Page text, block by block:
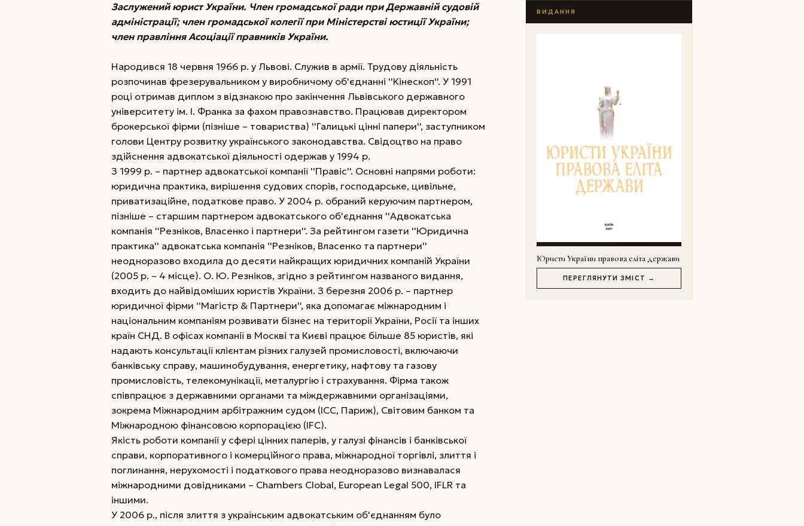
Заслужений юрист України. Член громадської ради при Державній судовій
адміністрації; член громадської колегії при Міністерстві юстиції України;
член правління Асоціації правників України.
Народився 18 червня 1966 р. у Львові. Служив в армії. Трудову діяльність
розпочинав фрезерувальником у виробничому об'єднанні ''Кінескоп''. У 1991
році отримав диплом з відзнакою про закінчення Львівського державного
університету ім. І. Франка за фахом правознавство. Працював директором
брокерської фірми (пізніше – товариства) ''Галицькі цінні папери'', заступником
голови Центру розвитку українського законодавства. Свідоцтво на право
здійснення адвокатської діяльності одержав у 1994 р.
З 1999 р. – партнер адвокатської компанії ''Правіс''. Основні напрями роботи:
юридична практика, вирішення судових спорів, господарське, цивільне,
приватизаційне, податкове право. У 2004 р. обраний керуючим партнером,
пізніше – старшим партнером адвокатського об'єднання ''Адвокатська
компанія ''Резніков, Власенко і партнери''. За рейтингом газети ''Юридична
практика'' адвокатська компанія ''Резніков, Власенко та партнери''
неодноразово входила до десяти найкращих юридичних компаній України
(2005 р. – 4 місце). О. Ю. Резніков, згідно з рейтингом названого видання,
входить до найвідоміших юристів України. З березня 2006 р. – партнер
юридичної фірми ''Магістр & Партнери'', яка допомагає міжнародним і
національним компаніям розвивати бізнес на території України, Росії та інших
країн СНД. В офісах компанії в Москві та Києві працює більше 85 юристів, які
надають консультації клієнтам різних галузей промисловості, включаючи
банківську справу, машинобудування, енергетику, нафтову та газову
промисловість, телекомунікації, металургію і страхування. Фірма також
співпрацює з державними органами та міждержавними організаціями,
зокрема Міжнародним арбітражним судом (ІСС, Париж), Світовим банком та
Міжнародною фінансовою корпорацією (IFC).
Якість роботи компанії у сфері цінних паперів, у галузі фінансів і банківської
справи, корпоративного і комерційного права, міжнародної торгівлі, злиття і
поглинання, нерухомості і податкового права неодноразово визнавалася
міжнародними довідниками – Chambers Clobal, European Legal 500, IFLR та
іншими.
У 2006 р., після злиття з українським адвокатським об'єднанням було
ВИДАННЯ
Юристи України правова еліта держави
ПЕРЕГЛЯНУТИ ЗМІСТ →